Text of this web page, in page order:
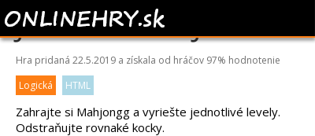
JEWELL MAHJONGG
Hra pridaná 22.5.2019 a získala od hráčov 97% hodnotenie
Logická
HTML
Zahrajte si Mahjongg a vyriešte jednotlivé levely.
Odstraňujte rovnaké kocky.